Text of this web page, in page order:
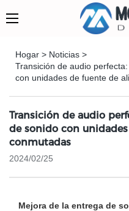
Hogar > Noticias >
Transición de audio
con unidades de fuente de
Transición de audio
de sonido con
conmutadas
2024/02/25
Mejora de la entrega de